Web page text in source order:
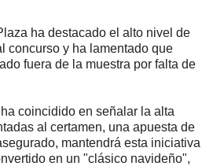
ha destacado el alto nivel de
concurso y ha lamentado que
fuera de la muestra por falta de
coincidido en señalar la alta
al certamen, una apuesta de
mantendrá esta iniciativa
en un "clásico navideño",